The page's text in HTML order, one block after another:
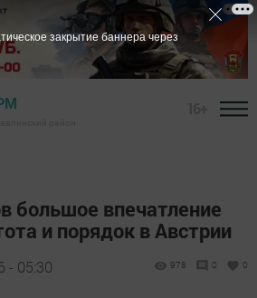
большое впечатление
и порядок в Австрии
- 05:30 978 0 0
закрытие баннера через